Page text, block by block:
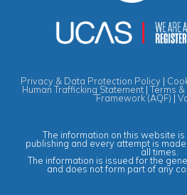
Privacy & Data Protection Policy |
Human Trafficking Statement | Terms
Framework (AQF) |
The information on this website
publishing and every attempt is
all times.
The information is issued for the
and does not form part of any